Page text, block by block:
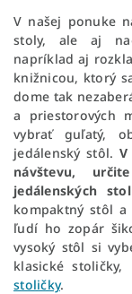
V našej ponuke
stoly, ale aj
napríklad aj
knižnicou, ktorý
dome tak
a priestorových
vybrať guľatý,
jedálenský stôl.
návštevu,
jedálenských
kompaktný stôl
ľudí ho zopár
vysoký stôl si
klasické
stoličky.